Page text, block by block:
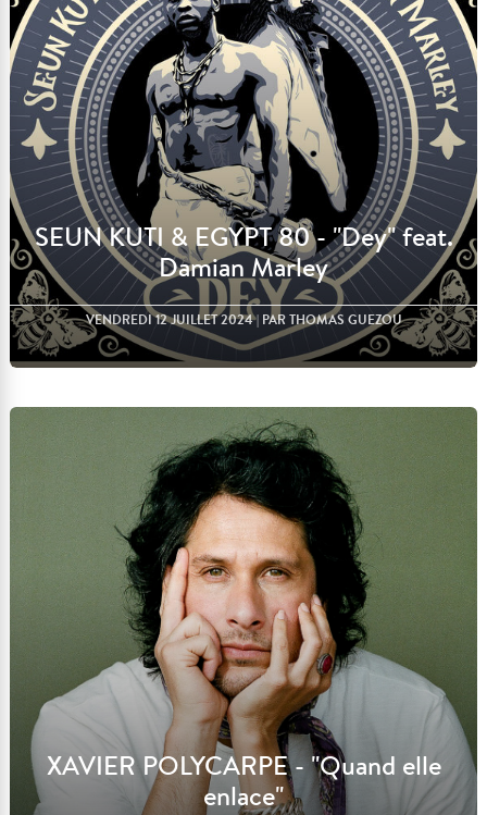
SEUN KUTI & EGYPT 80 - "Dey" feat.
Damian Marley
VENDREDI 12 JUILLET 2024| PAR THOMAS GUEZOU
Lire l'article
XAVIER POLYCARPE - "Quand elle
enlace"